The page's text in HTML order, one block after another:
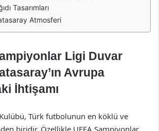
Tasarımları
Atmosferi
Ligi Duvar
Avrupa
İhtişamı
Türk futbolunun en köklü ve
biridir. Özellikle UEFA Şampiyonlar